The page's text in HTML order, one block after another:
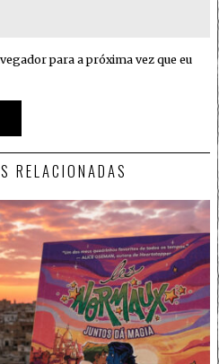
para a próxima vez que eu
RELACIONADAS